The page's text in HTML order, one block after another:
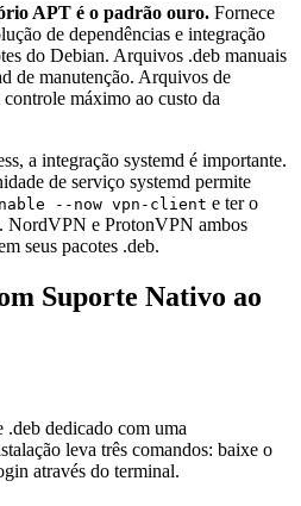
APT é o padrão ouro. Fornece
de dependências e integração
do Debian. Arquivos .deb manuais
de manutenção. Arquivos de
máximo ao custo da
a integração systemd é importante.
de serviço systemd permite
--now vpn-client e ter o
NordVPN e ProtonVPN ambos
seus pacotes .deb.
Suporte Nativo ao
dedicado com uma
leva três comandos: baixe o
através do terminal.